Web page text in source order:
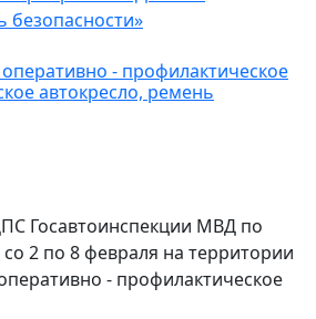
- профилактическое
автокресло, ремень
Госавтоинспекции МВД по
со 2 по 8 февраля на территории
- профилактическое